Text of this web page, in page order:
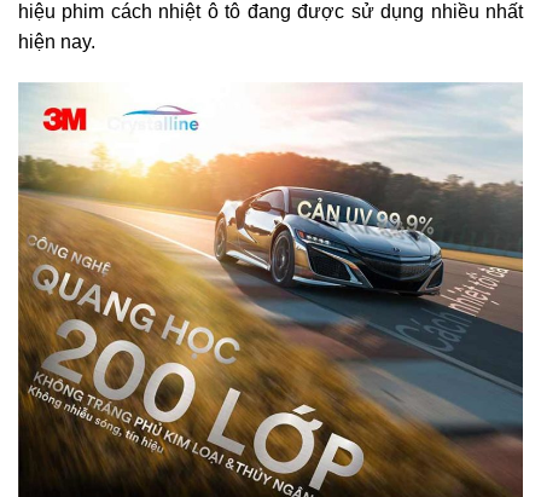
hiệu phim cách nhiệt ô tô đang được sử dụng nhiều nhất
hiện nay.